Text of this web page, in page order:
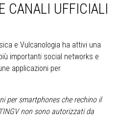
CANALI UFFICIALI
e Vulcanologia ha attivi una
importanti social networks e
applicazioni per
per smartphones che rechino il
non sono autorizzati da